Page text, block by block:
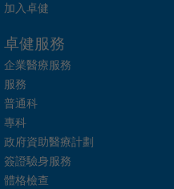
加入卓健
卓健服務
企業醫療服務
服務
普通科
專科
政府資助醫療計劃
簽證驗身服務
體格檢查